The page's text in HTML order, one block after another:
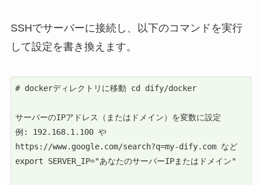
SSHでサーバーに接続し、以下のコマンドを実行
して設定を書き換えます。
# dockerディレクトリに移動 cd dify/docker
サーバーのIPアドレス（またはドメイン）を変数に設定
例: 192.168.1.100 や
https://www.google.com/search?q=my-dify.com など
export SERVER_IP="あなたのサーバーIPまたはドメイン"